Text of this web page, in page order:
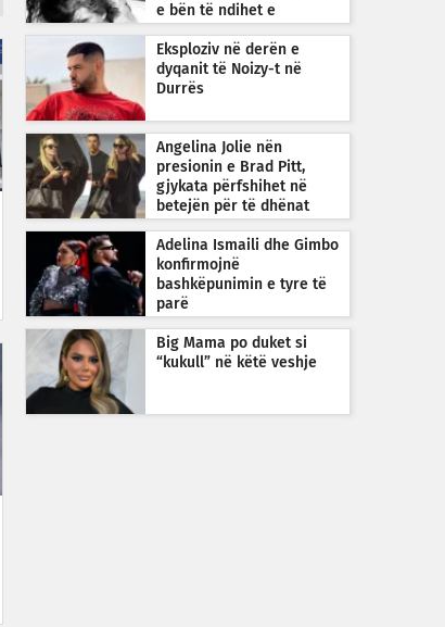
e bën të ndihet e
Eksploziv në derën e
dyqanit të Noizy-t në
Durrës
Angelina Jolie nën
presionin e Brad Pitt,
gjykata përfshihet në
betejën për të dhënat
Adelina Ismaili dhe Gimbo
konfirmojnë
bashkëpunimin e tyre të
parë
Big Mama po duket si
“kukull” në këtë veshje